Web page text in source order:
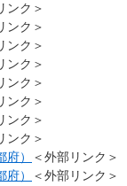
ンク＞
ンク＞
ンク＞
ンク＞
ンク＞
ンク＞
ンク＞
ンク＞
）
＜外部リンク＞
）
＜外部リンク＞